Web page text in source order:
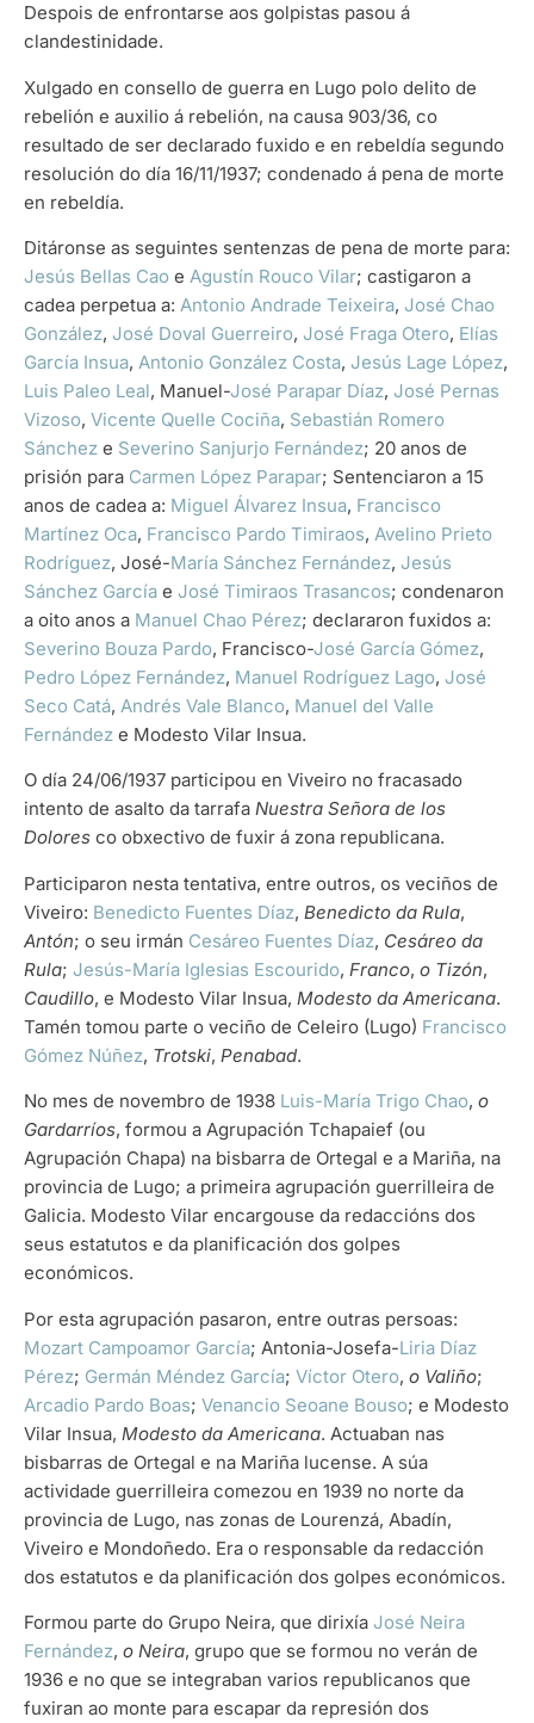
Despois de enfrontarse aos golpistas pasou á
clandestinidade.
Xulgado en consello de guerra en Lugo polo delito de
rebelión e auxilio á rebelión, na causa 903/36, co
resultado de ser declarado fuxido e en rebeldía segundo
resolución do día 16/11/1937; condenado á pena de morte
en rebeldía.
Ditáronse as seguintes sentenzas de pena de morte para:
Jesús Bellas Cao e Agustín Rouco Vilar; castigaron a
cadea perpetua a: Antonio Andrade Teixeira, José Chao
González, José Doval Guerreiro, José Fraga Otero, Elías
García Insua, Antonio González Costa, Jesús Lage López,
Luis Paleo Leal, Manuel-José Parapar Díaz, José Pernas
Vizoso, Vicente Quelle Cociña, Sebastián Romero
Sánchez e Severino Sanjurjo Fernández; 20 anos de
prisión para Carmen López Parapar; Sentenciaron a 15
anos de cadea a: Miguel Álvarez Insua, Francisco
Martínez Oca, Francisco Pardo Timiraos, Avelino Prieto
Rodríguez, José-María Sánchez Fernández, Jesús
Sánchez García e José Timiraos Trasancos; condenaron
a oito anos a Manuel Chao Pérez; declararon fuxidos a:
Severino Bouza Pardo, Francisco-José García Gómez,
Pedro López Fernández, Manuel Rodríguez Lago, José
Seco Catá, Andrés Vale Blanco, Manuel del Valle
Fernández e Modesto Vilar Insua.
O día 24/06/1937 participou en Viveiro no fracasado
intento de asalto da tarrafa Nuestra Señora de los
Dolores co obxectivo de fuxir á zona republicana.
Participaron nesta tentativa, entre outros, os veciños de
Viveiro: Benedicto Fuentes Díaz, Benedicto da Rula,
Antón; o seu irmán Cesáreo Fuentes Díaz, Cesáreo da
Rula; Jesús-María Iglesias Escourido, Franco, o Tizón,
Caudillo, e Modesto Vilar Insua, Modesto da Americana.
Tamén tomou parte o veciño de Celeiro (Lugo) Francisco
Gómez Núñez, Trotski, Penabad.
No mes de novembro de 1938 Luis-María Trigo Chao, o
Gardarríos, formou a Agrupación Tchapaief (ou
Agrupación Chapa) na bisbarra de Ortegal e a Mariña, na
provincia de Lugo; a primeira agrupación guerrilleira de
Galicia. Modesto Vilar encargouse da redaccións dos
seus estatutos e da planificación dos golpes
económicos.
Por esta agrupación pasaron, entre outras persoas:
Mozart Campoamor García; Antonia-Josefa-Liria Díaz
Pérez; Germán Méndez García; Víctor Otero, o Valiño;
Arcadio Pardo Boas; Venancio Seoane Bouso; e Modesto
Vilar Insua, Modesto da Americana. Actuaban nas
bisbarras de Ortegal e na Mariña lucense. A súa
actividade guerrilleira comezou en 1939 no norte da
provincia de Lugo, nas zonas de Lourenzá, Abadín,
Viveiro e Mondoñedo. Era o responsable da redacción
dos estatutos e da planificación dos golpes económicos.
Formou parte do Grupo Neira, que dirixía José Neira
Fernández, o Neira, grupo que se formou no verán de
1936 e no que se integraban varios republicanos que
fuxiran ao monte para escapar da represión dos